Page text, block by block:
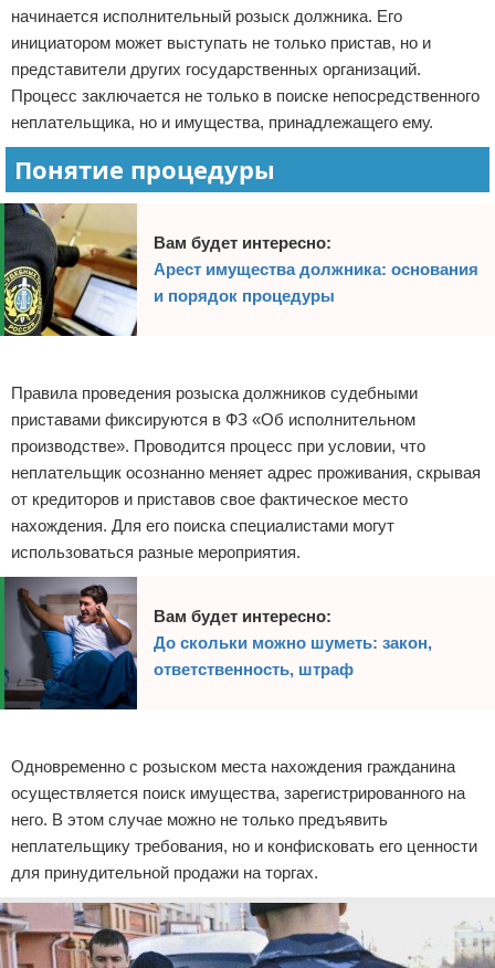
Защита прав потребителей
начинается исполнительный розыск должника. Его
инициатором может выступать не только пристав, но и
представители других государственных организаций.
Процесс заключается не только в поиске непосредственного
неплательщика, но и имущества, принадлежащего ему.
Понятие процедуры
Вам будет интересно:
Арест имущества должника: основания
и порядок процедуры
Правила проведения розыска должников судебными
приставами фиксируются в ФЗ «Об исполнительном
производстве». Проводится процесс при условии, что
неплательщик осознанно меняет адрес проживания, скрывая
от кредиторов и приставов свое фактическое место
нахождения. Для его поиска специалистами могут
использоваться разные мероприятия.
Вам будет интересно:
До скольки можно шуметь: закон,
ответственность, штраф
Одновременно с розыском места нахождения гражданина
осуществляется поиск имущества, зарегистрированного на
него. В этом случае можно не только предъявить
неплательщику требования, но и конфисковать его ценности
для принудительной продажи на торгах.